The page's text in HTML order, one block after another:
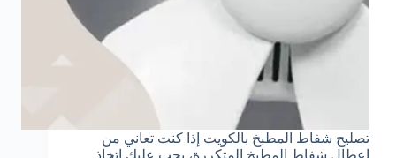
تصليح شفاط المطبخ بالكويت إذا كنت تعاني من